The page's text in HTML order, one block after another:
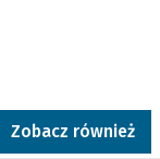
Zobacz również